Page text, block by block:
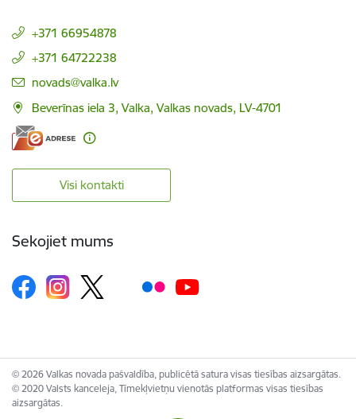
+371 66954878
+371 64722238
E-pasts:
novads@valka.lv
Beverīnas iela 3, Valka, Valkas novads, LV-4701
Visi kontakti
Sekojiet mums
© 2026 Valkas novada pašvaldība, publicētā satura visas tiesības aizsargātas.
© 2020 Valsts kanceleja, Tīmekļvietņu vienotās platformas visas tiesības
aizsargātas.